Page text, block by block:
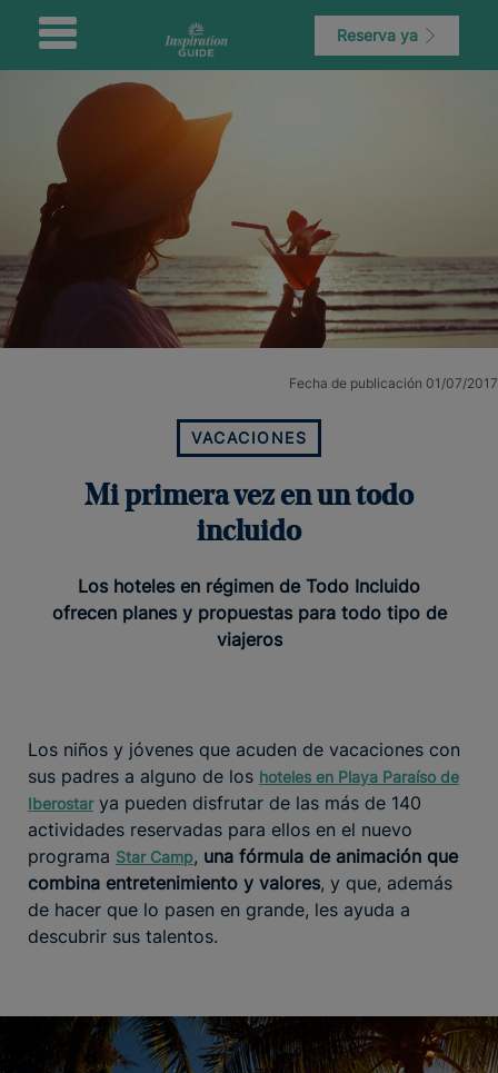
Reserva ya
Fecha de publicación 01/07/2017
VACACIONES
Mi primera vez en un todo
incluido
Los hoteles en régimen de Todo Incluido
ofrecen planes y propuestas para todo tipo de
viajeros
Los niños y jóvenes que acuden de vacaciones con
sus padres a alguno de los hoteles en Playa Paraíso de
Iberostarya pueden disfrutar de las más de 140
actividades reservadas para ellos en el nuevo
programa Star Camp, una fórmula de animación que
combina entretenimiento y valores, y que, además
de hacer que lo pasen en grande, les ayuda a
descubrir sus talentos.